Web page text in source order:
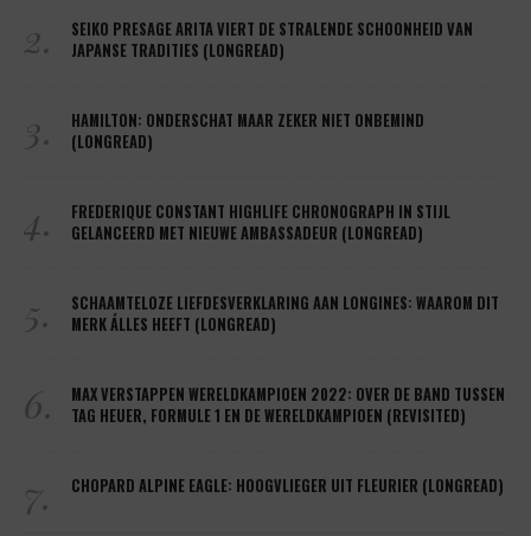
2.
SEIKO PRESAGE ARITA VIERT DE STRALENDE SCHOONHEID VAN
JAPANSE TRADITIES (LONGREAD)
3.
HAMILTON: ONDERSCHAT MAAR ZEKER NIET ONBEMIND
(LONGREAD)
4.
FREDERIQUE CONSTANT HIGHLIFE CHRONOGRAPH IN STIJL
GELANCEERD MET NIEUWE AMBASSADEUR (LONGREAD)
5.
SCHAAMTELOZE LIEFDESVERKLARING AAN LONGINES: WAAROM DIT
MERK ÁLLES HEEFT (LONGREAD)
6.
MAX VERSTAPPEN WERELDKAMPIOEN 2022: OVER DE BAND TUSSEN
TAG HEUER, FORMULE 1 EN DE WERELDKAMPIOEN (REVISITED)
7. CHOPARD ALPINE EAGLE: HOOGVLIEGER UIT FLEURIER (LONGREAD)